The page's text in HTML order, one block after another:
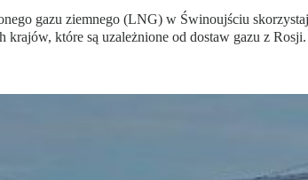
gazu ziemnego (LNG) w Świnoujściu
które są uzależnione od dostaw gazu z Rosji.